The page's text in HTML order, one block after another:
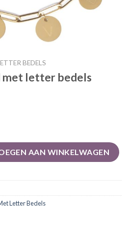
BEDELS
met letter bedels
bedels aantal
AAN WINKELWAGEN
Letter Bedels